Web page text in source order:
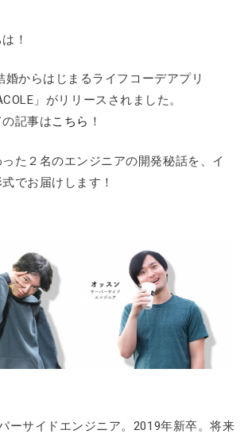
！
婚からはじまるライフコーデアプリ
」がリリースされました。
記事はこちら ！
た２名のエンジニアの開発秘話を、イ
でお届けします！
ーサイドエンジニア。2019年新卒。将来